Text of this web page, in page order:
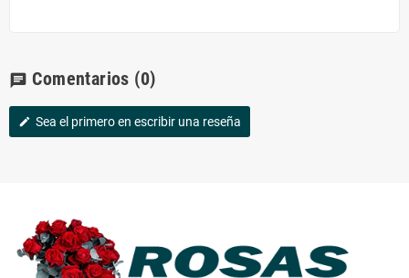
chat Comentarios (0)
edit Sea el primero en escribir una reseña